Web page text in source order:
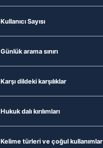
Kullanıcı Sayısı
Günlük arama sınırı
Karşı dildeki karşılıklar
Hukuk dalı kırılımları
Kelime türleri ve çoğul kullanımlar